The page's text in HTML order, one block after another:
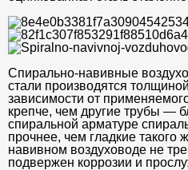
Спирально-навивные
стали производятся
зависимости от
крепче, чем другие трубы —
спиральной арматуре
прочнее, чем гладкие
навивном воздуховоде не
подвержен коррозии и